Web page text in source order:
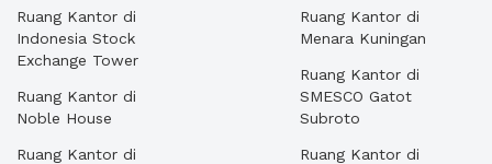
Ruang Kantor di
Indonesia Stock
Exchange Tower
Ruang Kantor di
Noble House
Ruang Kantor di
Ruang Kantor di
Menara Kuningan
Ruang Kantor di
SMESCO Gatot
Subroto
Ruang Kantor di